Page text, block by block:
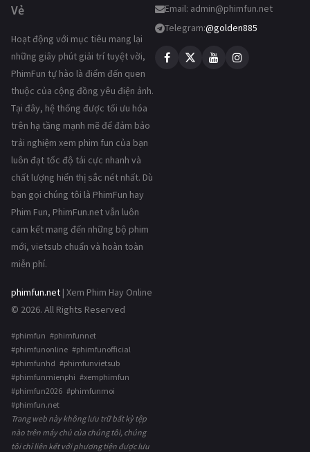
Vẻ
Hoạt động với mục tiêu mang lại
những giây phút giải trí tuyệt vời,
PhimFun tự hào là điểm đến quen
thuộc của cộng đồng yêu điện ảnh.
Tại đây, hệ thống được tối ưu hóa
trên hạ tầng mạnh mẽ để đảm bảo
trải nghiệm xem phim fun của bạn
luôn đạt tốc độ tải cực nhanh và
chất lượng hiển thị sắc nét nhất. Dù
bạn gọi chúng tôi là PhimFun hay
Phim Fun, PhimFun.net vẫn luôn
cam kết mang đến những bộ phim
mới, vietsub chuẩn và hoàn toàn
miễn phí.
phimfun.net | Xem Phim Hay Online
© 2026. All Rights Reserved
#phimfun #phimfunnet
#phimfunonline #phimfunofficial
#phimfunhd #phimfunvietsub
#phimfunmienphi #xemphimfun
#phimfun2026 #phimfunmoi
#phimfun.net
Trang web này không lưu trữ bất kỳ tệp
nào trên máy chủ của chúng tôi, chúng
tôi chỉ liên kết với phương tiện được lưu
Email: admin@phimfun.net
Telegram:@golden885